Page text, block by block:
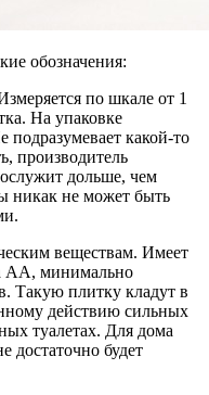
обозначения:
по шкале от 1
На упаковке
какой-то
производитель
дольше, чем
никак не может быть
веществам. Имеет
АА, минимально
Такую плитку кладут в
действию сильных
туалетах. Для дома
достаточно будет